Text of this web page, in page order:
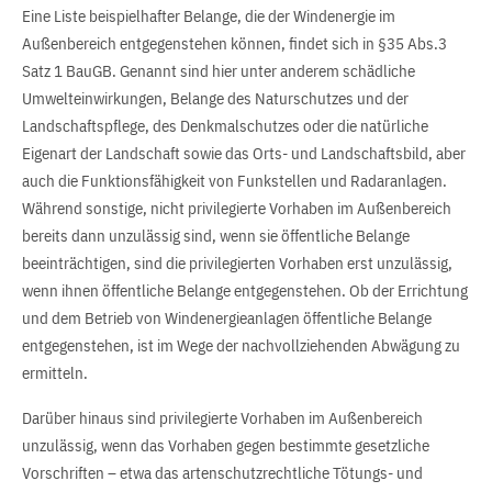
Eine Liste beispielhafter Belange, die der Windenergie im
Außenbereich entgegenstehen können, findet sich in §35 Abs.3
Satz 1 BauGB. Genannt sind hier unter anderem schädliche
Umwelteinwirkungen, Belange des Naturschutzes und der
Landschaftspflege, des Denkmalschutzes oder die natürliche
Eigenart der Landschaft sowie das Orts- und Landschaftsbild, aber
auch die Funktionsfähigkeit von Funkstellen und Radaranlagen.
Während sonstige, nicht privilegierte Vorhaben im Außenbereich
bereits dann unzulässig sind, wenn sie öffentliche Belange
beeinträchtigen, sind die privilegierten Vorhaben erst unzulässig,
wenn ihnen öffentliche Belange entgegenstehen. Ob der Errichtung
und dem Betrieb von Windenergieanlagen öffentliche Belange
entgegenstehen, ist im Wege der nachvollziehenden Abwägung zu
ermitteln.
Darüber hinaus sind privilegierte Vorhaben im Außenbereich
unzulässig, wenn das Vorhaben gegen bestimmte gesetzliche
Vorschriften – etwa das artenschutzrechtliche Tötungs- und